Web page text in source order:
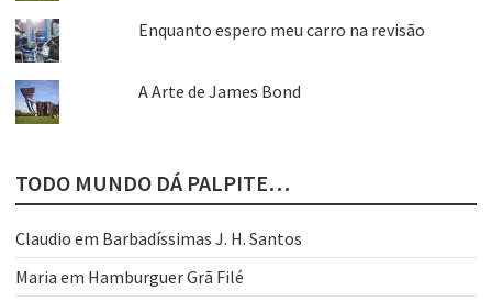
Enquanto espero meu carro na revisão
A Arte de James Bond
TODO MUNDO DÁ PALPITE…
Claudio em Barbadíssimas J. H. Santos
Maria em Hamburguer Grã Filé